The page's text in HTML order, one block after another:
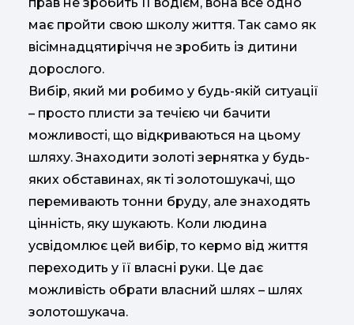
має пройти свою школу життя. Так само як
вісімнадцятиріччя не зробить із дитини
дорослого.
Вибір, який ми робимо у будь-якій ситуації
– просто плисти за течією чи бачити
можливості, що відкриваються на цьому
шляху. Знаходити золоті зернятка у будь-
яких обставинах, як ті золотошукачі, що
перемивають тонни бруду, але знаходять
цінність, яку шукають. Коли людина
усвідомлює цей вибір, то кермо від життя
переходить у її власні руки. Це дає
можливість обрати власний шлях – шлях
золотошукача.